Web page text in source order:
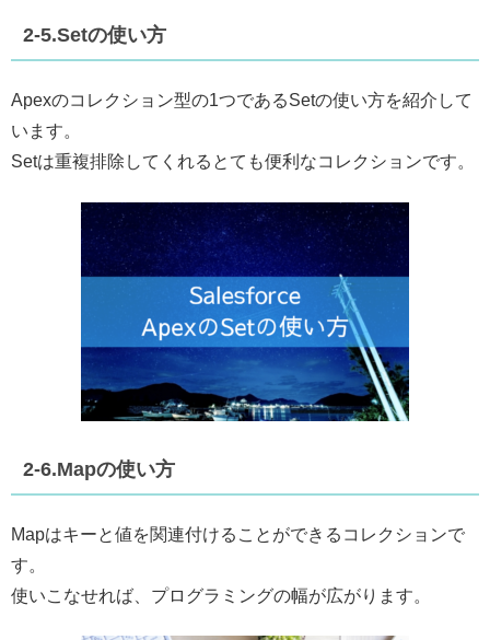
2-5.Setの使い方
Apexのコレクション型の1つであるSetの使い方を紹介して
います。
Setは重複排除してくれるとても便利なコレクションです。
2-6.Mapの使い方
Mapはキーと値を関連付けることができるコレクションで
す。
使いこなせれば、プログラミングの幅が広がります。